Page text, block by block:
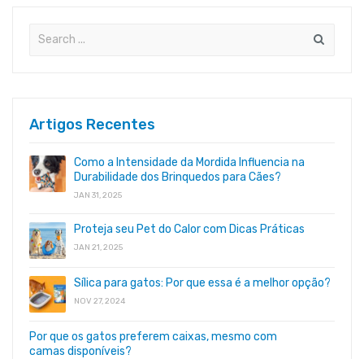
Artigos Recentes
Como a Intensidade da Mordida Influencia na
Durabilidade dos Brinquedos para Cães?
JAN 31, 2025
Proteja seu Pet do Calor com Dicas Práticas
JAN 21, 2025
Sílica para gatos: Por que essa é a melhor opção?
NOV 27, 2024
Por que os gatos preferem caixas, mesmo com
camas disponíveis?